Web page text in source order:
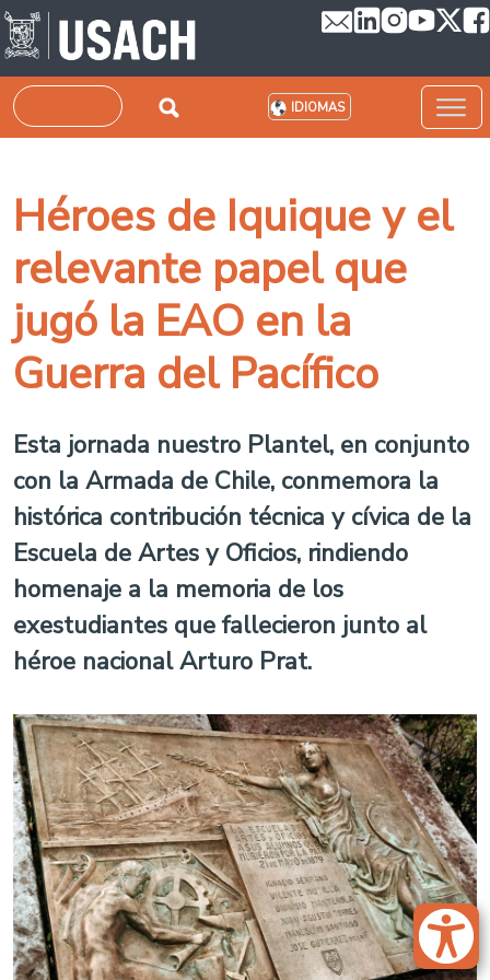
Pasar al contenido principal
Buscar IDIOMAS
Héroes de Iquique y el
relevante papel que
jugó la EAO en la
Guerra del Pacífico
Esta jornada nuestro Plantel, en conjunto
con la Armada de Chile, conmemora la
histórica contribución técnica y cívica de la
Escuela de Artes y Oficios, rindiendo
homenaje a la memoria de los
exestudiantes que fallecieron junto al
héroe nacional Arturo Prat.